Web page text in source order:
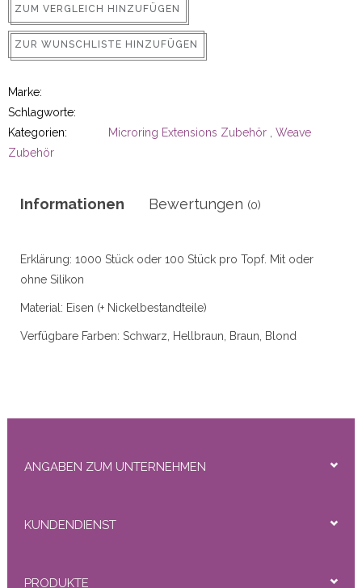
ZUM VERGLEICH HINZUFÜGEN
ZUR WUNSCHLISTE HINZUFÜGEN
Marke:
Schlagworte:
Kategorien:
Microring Extensions Zubehör
Weave
Zubehör
Informationen Bewertungen (0)
Erklärung: 1000 Stück oder 100 Stück pro Topf. Mit oder
ohne Silikon
Material: Eisen (+ Nickelbestandteile)
Verfügbare Farben: Schwarz, Hellbraun, Braun, Blond
ANGABEN ZUM UNTERNEHMEN
KUNDENDIENST
PRODUKTE